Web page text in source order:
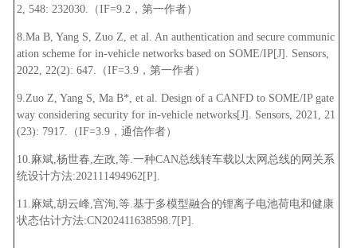
2, 548: 232030.（IF=9.2，第一作者）
8.Ma B, Yang S, Zuo Z, et al. An authentication and secure communic
ation scheme for in-vehicle networks based on SOME/IP[J]. Sensors,
2022, 22(2): 647.（IF=3.9，第一作者）
9.Zuo Z, Yang S, Ma B*, et al. Design of a CANFD to SOME/IP gate
way considering security for in-vehicle networks[J]. Sensors, 2021, 21
(23): 7917.（IF=3.9，通信作者）
10.麻斌,杨世春,左政,等.一种CAN总线转车载以太网总线的网关系
统设计方法:202111494962[P].
11.麻斌,胡云峰,宫洵,等.基于多模型融合的锂离子电池荷电和健康
状态估计方法:CN202411638598.7[P].